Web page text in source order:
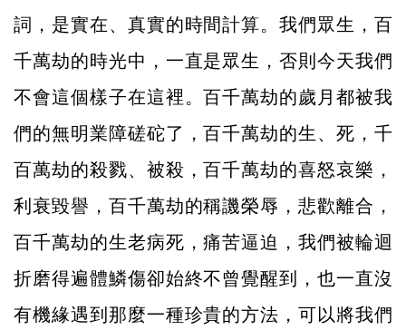
詞，是實在、真實的時間計算。我們眾生，百
千萬劫的時光中，一直是眾生，否則今天我們
不會這個樣子在這裡。百千萬劫的歲月都被我
們的無明業障磋砣了，百千萬劫的生、死，千
百萬劫的殺戮、被殺，百千萬劫的喜怒哀樂，
利衰毀譽，百千萬劫的稱譏榮辱，悲歡離合，
百千萬劫的生老病死，痛苦逼迫，我們被輪迴
折磨得遍體鱗傷卻始終不曾覺醒到，也一直沒
有機緣遇到那麼一種珍貴的方法，可以將我們